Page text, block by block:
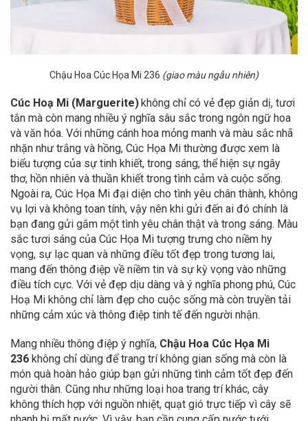
Chậu Hoa Cúc Họa Mi 236 (giao màu ngẫu nhiên)
Cúc Hoạ Mi (Marguerite) không chỉ có vẻ đẹp giản dị, tươi
tắn mà còn mang nhiều ý nghĩa sâu sắc trong ngôn ngữ hoa
và văn hóa. Với những cánh hoa mỏng manh và màu sắc nhã
nhặn như trắng và hồng, Cúc Họa Mi thường được xem là
biểu tượng của sự tinh khiết, trong sáng, thể hiện sự ngây
thơ, hồn nhiên và thuần khiết trong tình cảm và cuộc sống.
Ngoài ra, Cúc Họa Mi đại diện cho tình yêu chân thành, không
vụ lợi và không toan tính, vậy nên khi gửi đến ai đó chính là
bạn đang gửi gắm một tình yêu chân thật và trong sáng. Màu
sắc tươi sáng của Cúc Họa Mi tượng trưng cho niềm hy
vọng, sự lạc quan và những điều tốt đẹp trong tương lai,
mang đến thông điệp về niềm tin và sự kỳ vọng vào những
điều tích cực. Với vẻ đẹp dịu dàng và ý nghĩa phong phú, Cúc
Hoạ Mi không chỉ làm đẹp cho cuộc sống mà còn truyền tải
những cảm xúc và thông điệp tinh tế đến người nhận.
Mang nhiều thông điệp ý nghĩa, Chậu Hoa Cúc Họa Mi
236 không chỉ dùng để trang trí không gian sống mà còn là
món quà hoàn hảo giúp bạn gửi những tình cảm tốt đẹp đến
người thân. Cũng như những loại hoa trang trí khác, cây
không thích hợp với nguồn nhiệt, quạt gió trực tiếp vì cây sẽ